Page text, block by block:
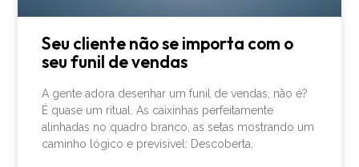
Seu cliente não se importa com o
seu funil de vendas
A gente adora desenhar um funil de vendas, não é?
É quase um ritual. As caixinhas perfeitamente
alinhadas no quadro branco, as setas mostrando um
caminho lógico e previsível: Descoberta,